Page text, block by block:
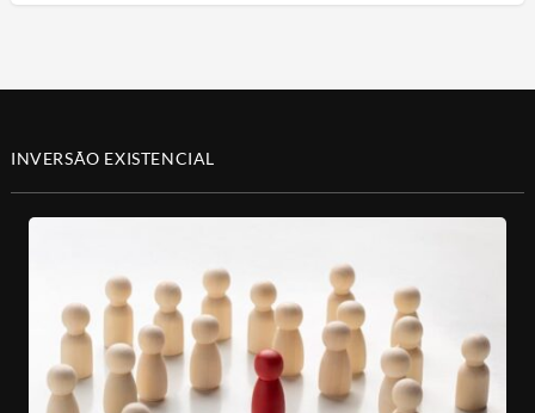
INVERSÃO EXISTENCIAL